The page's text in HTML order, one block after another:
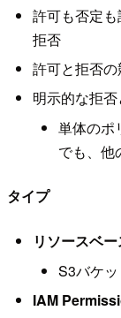
許可も否定
拒否
許可と拒否
明示的な拒
単体のポ
でも、他
タイプ
リソースベ
S3バケ
IAM